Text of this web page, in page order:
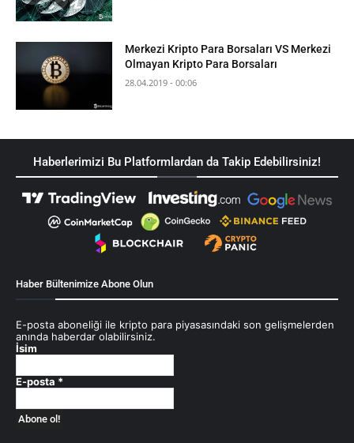
Merkezi Kripto Para Borsaları VS Merkezi
Olmayan Kripto Para Borsaları
28.04.2019 - 00:06
Haberlerimizi Bu Platformlardan da Takip Edebilirsiniz!
Haber Bültenimize Abone Olun
E-posta aboneliği ile kripto para piyasasındaki son gelişmelerden
anında haberdar olabilirsiniz.
İsim
E-posta *